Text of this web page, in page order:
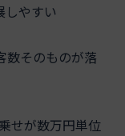
しやすい
数そのものが落
せが数万円単位